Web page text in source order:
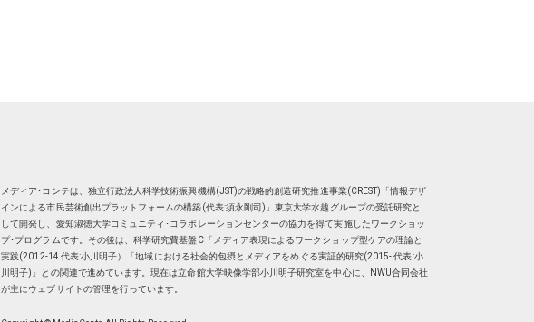
メディア･コンテは、独立行政法人科学技術振興機構(JST)の戦略的創造研究推進事業(CREST)「情報デザ
インによる市民芸術創出プラットフォームの構築(代表:須永剛司)」東京大学水越グループの受託研究と
して開発し、愛知淑徳大学コミュニティ･コラボレーションセンターの協力を得て実施したワークショッ
プ･プログラムです。その後は、科学研究費基盤C「メディア表現によるワークショップ型ケアの理論と
実践(2012-14 代表:小川明子）「地域における社会的包摂とメディアをめぐる実証的研究(2015- 代表:小
川明子)」との関連で進めています。現在は立命館大学映像学部小川明子研究室を中心に、
NWU合同会社
が主にウェブサイトの管理を行っています。